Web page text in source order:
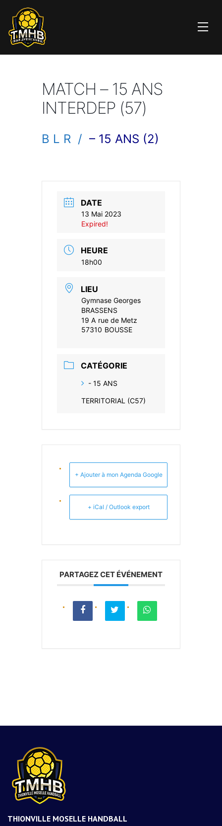
MATCH – 15 ANS
INTERDEP (57)
B L R / – 15 ANS (2)
DATE
13 Mai 2023
Expired!
HEURE
18h00
LIEU
Gymnase Georges
BRASSENS
19 A rue de Metz
57310 BOUSSE
CATÉGORIE
- 15 ANS
TERRITORIAL (C57)
+ Ajouter à mon Agenda Google
+ iCal / Outlook export
PARTAGEZ CET ÉVÉNEMENT
THIONVILLE MOSELLE HANDBALL